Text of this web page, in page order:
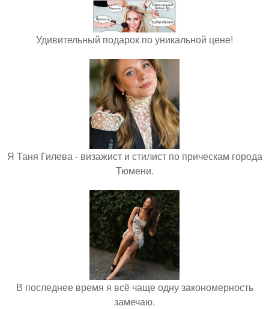
Удивительный подарок по уникальной цене!
Я Таня Гилева - визажист и стилист по прическам города
Тюмени.
В последнее время я всё чаще одну закономерность
замечаю.